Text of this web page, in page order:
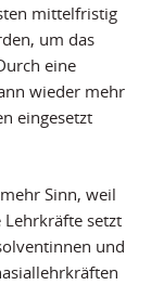
mittelfristig
um das
eine
wieder mehr
eingesetzt
Sinn, weil
setzt
und